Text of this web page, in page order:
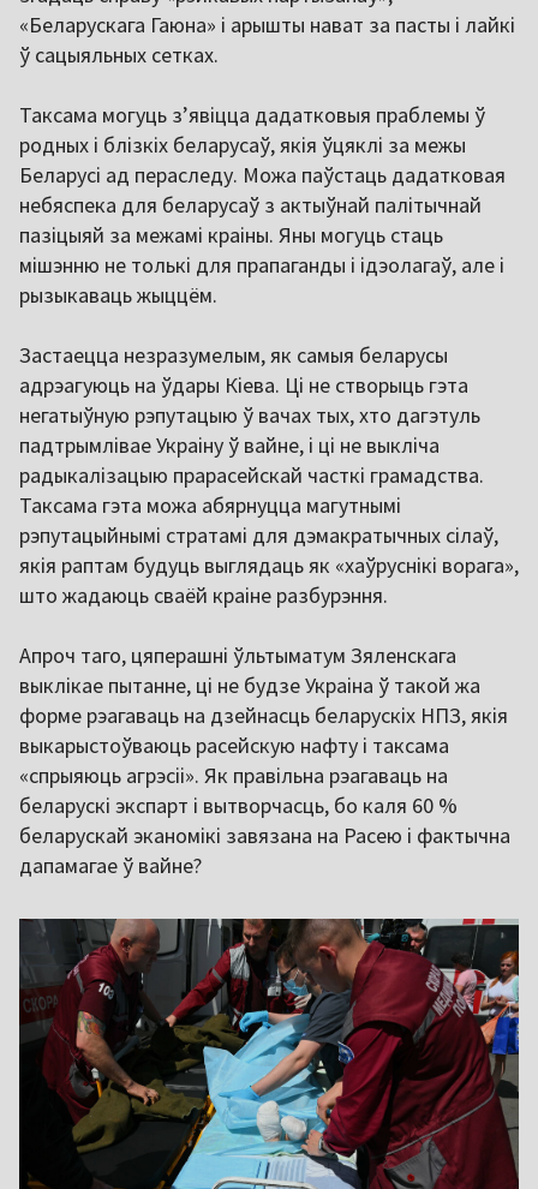
«Беларускага Гаюна» і арышты нават за пасты і лайкі
ў сацыяльных сетках.
Таксама могуць з’явіцца дадатковыя праблемы ў
родных і блізкіх беларусаў, якія ўцяклі за межы
Беларусі ад пераследу. Можа паўстаць дадатковая
небяспека для беларусаў з актыўнай палітычнай
пазіцыяй за межамі краіны. Яны могуць стаць
мішэнню не толькі для прапаганды і ідэолагаў, але і
рызыкаваць жыццём.
Застаецца незразумелым, як самыя беларусы
адрэагуюць на ўдары Кіева. Ці не створыць гэта
негатыўную рэпутацыю ў вачах тых, хто дагэтуль
падтрымлівае Украіну ў вайне, і ці не выкліча
радыкалізацыю прарасейскай часткі грамадства.
Таксама гэта можа абярнуцца магутнымі
рэпутацыйнымі стратамі для дэмакратычных сілаў,
якія раптам будуць выглядаць як «хаўруснікі ворага»,
што жадаюць сваёй краіне разбурэння.
Апроч таго, цяперашні ўльтыматум Зяленскага
выклікае пытанне, ці не будзе Украіна ў такой жа
форме рэагаваць на дзейнасць беларускіх НПЗ, якія
выкарыстоўваюць расейскую нафту і таксама
«спрыяюць агрэсіі». Як правільна рэагаваць на
беларускі экспарт і вытворчасць, бо каля 60 %
беларускай эканомікі завязана на Расею і фактычна
дапамагае ў вайне?